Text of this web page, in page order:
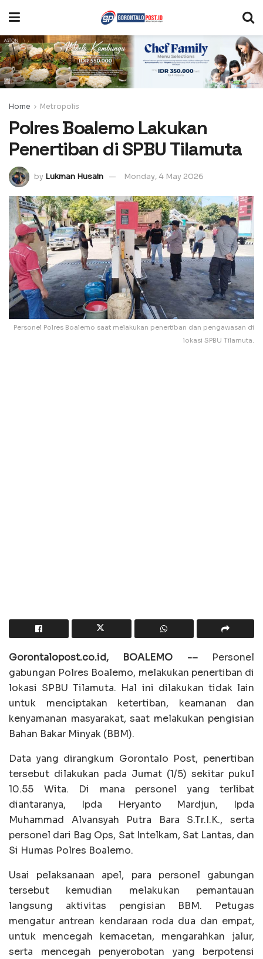
Home Metropolis
Polres Boalemo Lakukan
Penertiban di SPBU Tilamuta
by Lukman Husain Monday, 4 May 2026
Personel Polres Boalemo saat melakukan penertiban dan pengawasan di
lokasi SPBU Tilamuta.
Gorontalopost.co.id, BOALEMO -–Personel
gabungan Polres Boalemo, melakukan penertiban di
lokasi SPBU Tilamuta. Hal ini dilakukan tidak lain
untuk menciptakan ketertiban, keamanan dan
kenyamanan masyarakat, saat melakukan pengisian
Bahan Bakar Minyak (BBM).
Data yang dirangkum Gorontalo Post, penertiban
tersebut dilakukan pada Jumat (1/5) sekitar pukul
10.55 Wita. Di mana personel yang terlibat
diantaranya, Ipda Heryanto Mardjun, Ipda
Muhammad Alvansyah Putra Bara S.Tr.I.K., serta
personel dari Bag Ops, Sat Intelkam, Sat Lantas, dan
Si Humas Polres Boalemo.
Usai pelaksanaan apel, para personel gabungan
tersebut kemudian melakukan pemantauan
langsung aktivitas pengisian BBM. Petugas
mengatur antrean kendaraan roda dua dan empat,
untuk mencegah kemacetan, mengarahkan jalur,
serta mencegah penyerobotan yang berpotensi